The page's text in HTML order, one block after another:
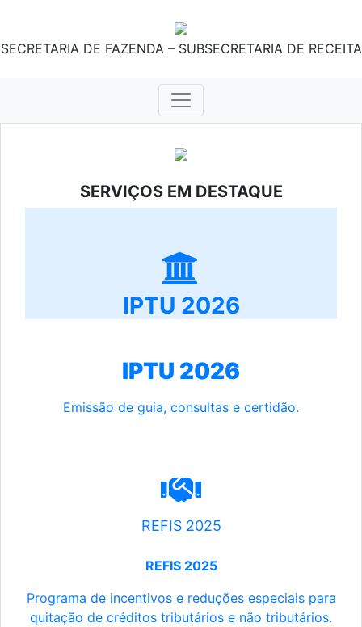
SECRETARIA DE FAZENDA – SUBSECRETARIA DE RECEITA
SERVIÇOS EM DESTAQUE
IPTU 2026
IPTU 2026
Emissão de guia, consultas e certidão.
REFIS 2025
REFIS 2025
Programa de incentivos e reduções especiais para
quitação de créditos tributários e não tributários.